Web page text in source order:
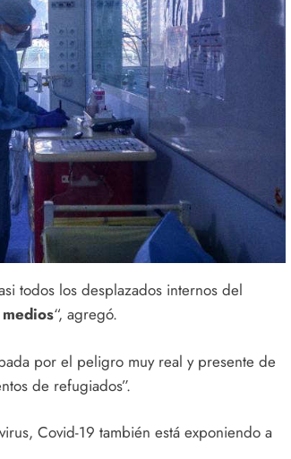
todos los desplazados internos del
“, agregó.
por el peligro muy real y presente de
de refugiados”.
Covid-19 también está exponiendo a